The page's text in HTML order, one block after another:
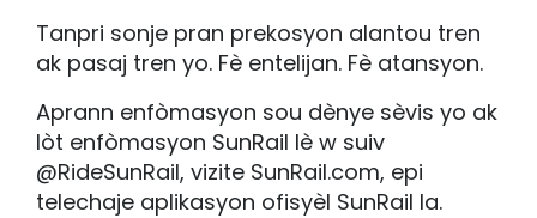
Tanpri sonje pran prekosyon alantou tren
ak pasaj tren yo. Fè entelijan. Fè atansyon.
Aprann enfòmasyon sou dènye sèvis yo ak
lòt enfòmasyon SunRail lè w suiv
@RideSunRail, vizite SunRail.com, epi
telechaje aplikasyon ofisyèl SunRail la.